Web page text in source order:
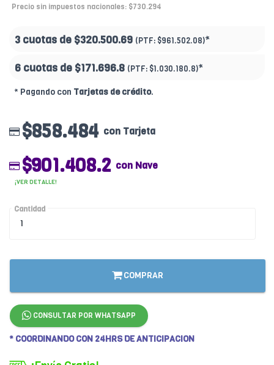
Precio sin impuestos nacionales: $730.294
3 cuotas de $320.500.69 (PTF: $961.502.08)*
6 cuotas de $171.696.8 (PTF: $1.030.180.8)*
* Pagando con Tarjetas de crédito.
$858.484 con Tarjeta
$901.408.2 con Nave
¡VER DETALLE!
Cantidad
COMPRAR
CONSULTAR POR WHATSAPP
* COORDINANDO CON 24HRS DE ANTICIPACION